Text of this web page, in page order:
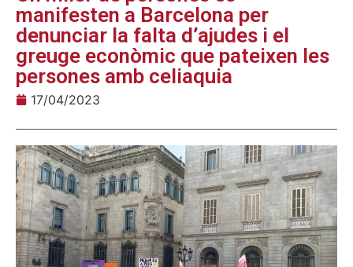
manifesten a Barcelona per
denunciar la falta d’ajudes i el
greuge econòmic que pateixen les
persones amb celiaquia
17/04/2023